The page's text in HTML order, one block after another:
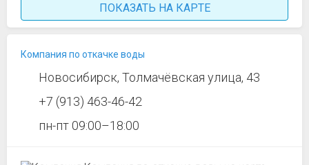
ПОКАЗАТЬ НА КАРТЕ
Компания по откачке воды
Новосибирск, Толмачёвская улица, 43
+7 (913) 463-46-42
пн-пт 09:00–18:00